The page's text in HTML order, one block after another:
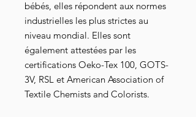
bébés, elles répondent aux normes
industrielles les plus strictes au
niveau mondial. Elles sont
également attestées par les
certifications Oeko-Tex 100, GOTS-
3V, RSL et American Association of
Textile Chemists and Colorists.